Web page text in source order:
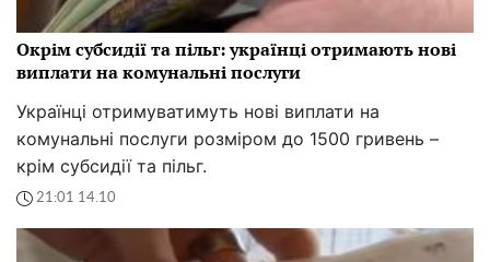
Окрім субсидії та пільг: українці отримають нові
виплати на комунальні послуги
Українці отримуватимуть нові виплати на
комунальні послуги розміром до 1500 гривень –
крім субсидії та пільг.
21:01 14.10